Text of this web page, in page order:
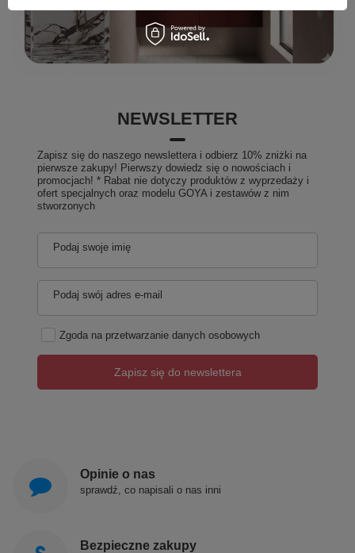
NEWSLETTER
Zapisz się do naszego newslettera i odbierz 10% zniżki na
pierwsze zakupy! Pierwszy dowiedz się o nowościach i
promocjach! * Rabat nie dotyczy produktów z wyprzedaży i
ofert specjalnych oraz modelu GOYA i zestawów z nim
stworzonych
Podaj swoje imię
Podaj swój adres e-mail
Zgoda na przetwarzanie danych osobowych
Zapisz się do newslettera
Opinie o nas
sprawdź, co napisali o nas inni
Bezpieczne zakupy